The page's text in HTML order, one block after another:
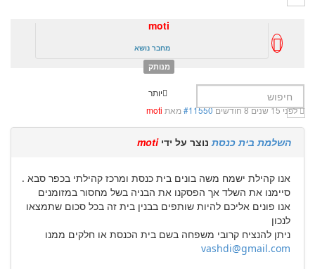
moti
מחבר נושא
מנותק
יותר
לפני 15 שנים 8 חודשים
#11550מאת moti
השלמת בית כנסתנוצר על ידיmoti
אנו קהילת ישמח משה בונים בית כנסת ומרכז קהילתי בכפר סבא .
סיימנו את השלד אך הפסקנו את הבניה בשל מחסור במזומנים
אנו פונים אליכם להיות שותפים בבנין בית זה בכל סכום שתמצאו
לנכון
ניתן להנציח קרובי משפחה בשם בית הכנסת או חלקים ממנו
vashdi@gmail.com